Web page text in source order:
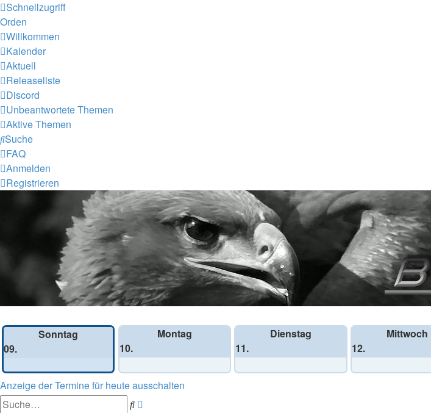
Schnellzugriff
Orden
Willkommen
Kalender
Aktuell
Releaseliste
Discord
Unbeantwortete Themen
Aktive Themen
Suche
FAQ
Anmelden
Registrieren
Sonntag
09.
Montag
10.
Dienstag
11.
Mittwoch
12.
Anzeige der Termine für heute ausschalten
Suche